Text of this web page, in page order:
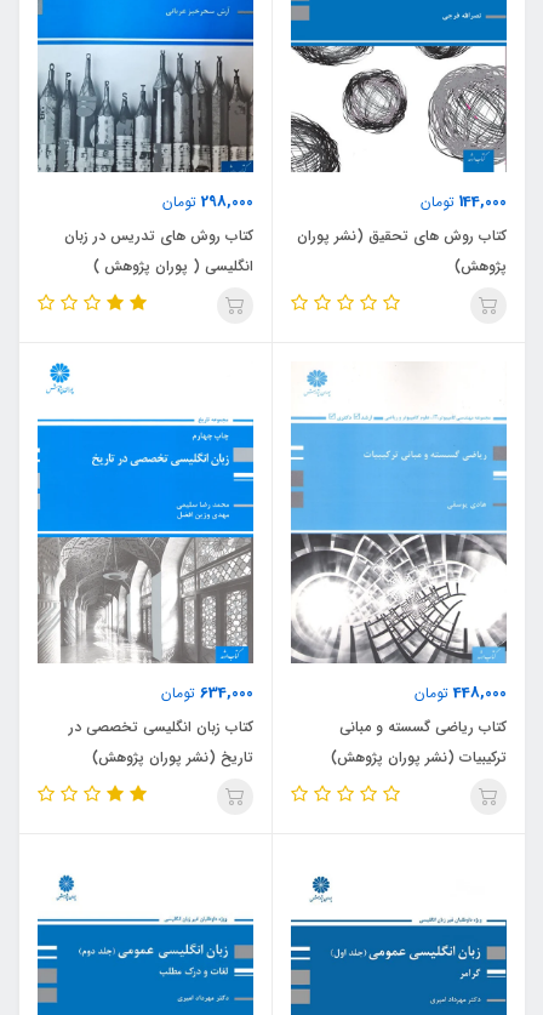
144,000 تومان
کتاب روش های تحقیق (نشر پوران
پژوهش)
298,000 تومان
کتاب روش های تدریس در زبان
انگلیسی ( پوران پژوهش )
448,000تومان
کتاب ریاضی گسسته و مبانی
ترکیبیات (نشر پوران پژوهش)
634,000 تومان
کتاب زبان انگلیسی تخصصی در
تاریخ (نشر پوران پژوهش)